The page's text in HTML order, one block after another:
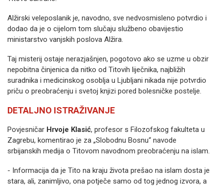
Alžirski veleposlanik je, navodno, sve nedvosmisleno potvrdio i
dodao da je o cijelom tom slučaju službeno obavijestio
ministarstvo vanjskih poslova Alžira.
Taj misterij ostaje nerazjašnjen, pogotovo ako se uzme u obzir
nepobitna činjenica da nitko od Titovih liječnika, najbližih
suradnika i medicinskog osoblja u Ljubljani nikada nije potvrdio
priču o preobraćenju i svetoj knjizi pored bolesničke postelje.
DETALJNO ISTRAŽIVANJE
Povjesničar Hrvoje Klasić, profesor s Filozofskog fakulteta u
Zagrebu, komentirao je za „Slobodnu Bosnu“ navode
srbijanskih medija o Titovom navodnom preobraćenju na islam.
- Informacija da je Tito na kraju života prešao na islam dosta je
stara, ali, zanimljivo, ona potječe samo od tog jednog izvora, a